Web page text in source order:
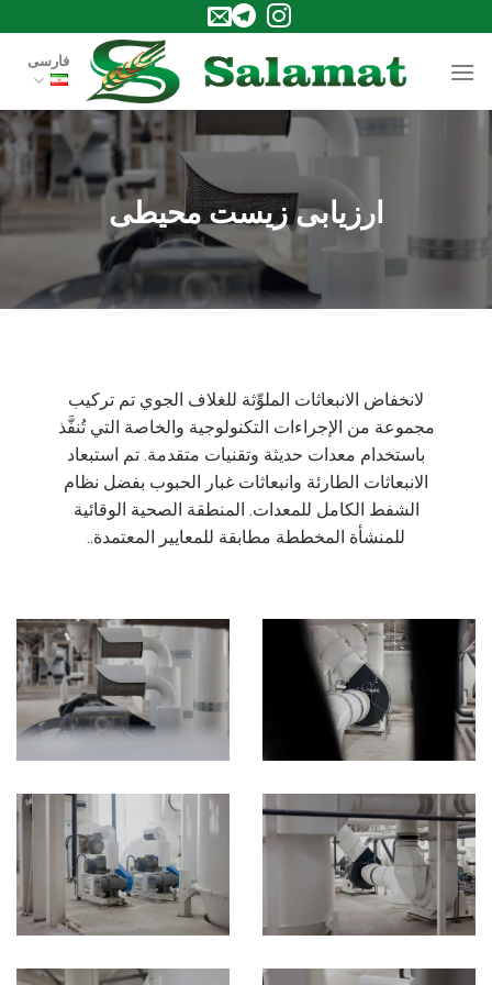
to
content
فارسی
ارزیابی زیست محیطی
لانخفاض الانبعاثات الملوِّثة للغلاف الجوي تم تركيب
مجموعة من الإجراءات التكنولوجية والخاصة التي تُنفَّذ
باستخدام معدات حديثة وتقنيات متقدمة. تم استبعاد
الانبعاثات الطارئة وانبعاثات غبار الحبوب بفضل نظام
الشفط الكامل للمعدات. المنطقة الصحية الوقائية
للمنشأة المخططة مطابقة للمعايير المعتمدة..